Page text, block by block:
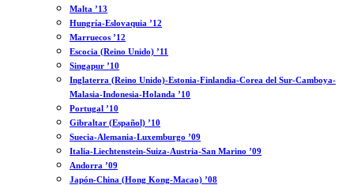
Malta ’13
Hungría-Eslovaquia ’12
Marruecos ’12
Escocia (Reino Unido) ’11
Singapur ’10
Inglaterra (Reino Unido)-Estonia-Finlandia-Corea del Sur-Camboya-
Malasia-Indonesia-Holanda ’10
Portugal ’10
Gibraltar (Español) ’10
Suecia-Alemania-Luxemburgo ’09
Italia-Liechtenstein-Suiza-Austria-San Marino ’09
Andorra ’09
Japón-China (Hong Kong-Macao) ’08